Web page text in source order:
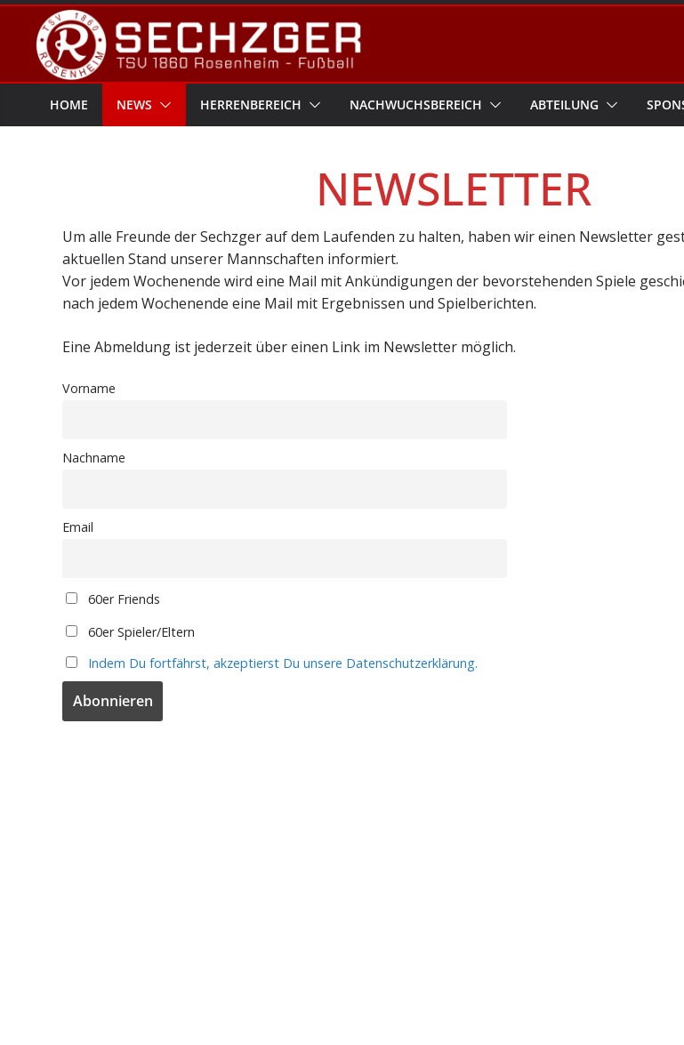
Zum
Inhalt
springen
HOME NEWS HERRENBEREICH NACHWUCHSBEREICH ABTEILUNG
NEWSLETTER
Um alle Freunde der Sechzger auf dem Laufenden zu halten, haben wir einen Newsletter
aktuellen Stand unserer Mannschaften informiert.
Vor jedem Wochenende wird eine Mail mit Ankündigungen der bevorstehenden Spiele
nach jedem Wochenende eine Mail mit Ergebnissen und Spielberichten.
Eine Abmeldung ist jederzeit über einen Link im Newsletter möglich.
Vorname
Nachname
Email
60er Friends
60er Spieler/Eltern
Indem Du fortfährst, akzeptierst Du unsere Datenschutzerklärung.